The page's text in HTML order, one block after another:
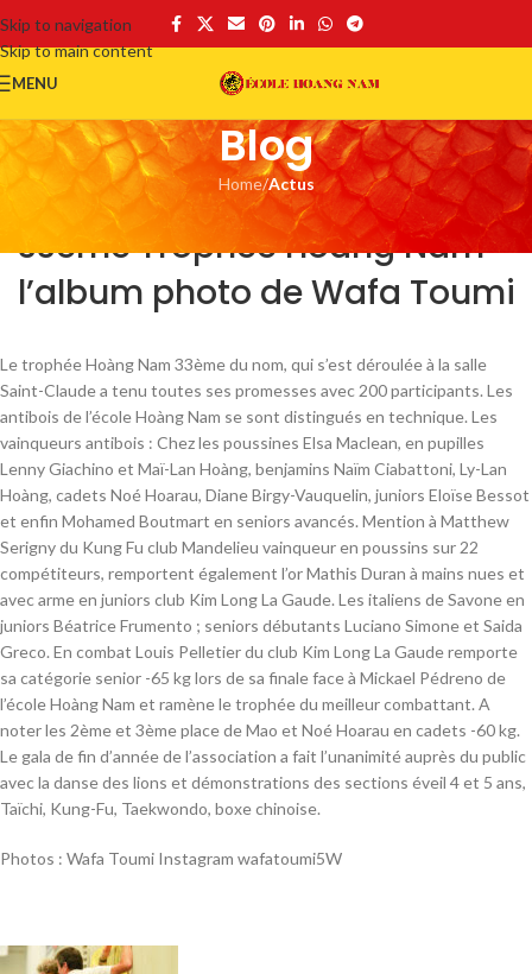
Skip to navigation
Skip to main content
MENU
Blog
Home/Actus
ACTUS
33ème Trophée Hoàng Nam –
l’album photo de Wafa Toumi
Le trophée Hoàng Nam 33ème du nom, qui s’est déroulée à la salle
Saint-Claude a tenu toutes ses promesses avec 200 participants. Les
antibois de l’école Hoàng Nam se sont distingués en technique. Les
vainqueurs antibois : Chez les poussines Elsa Maclean, en pupilles
Lenny Giachino et Maï-Lan Hoàng, benjamins Naïm Ciabattoni, Ly-Lan
Hoàng, cadets Noé Hoarau, Diane Birgy-Vauquelin, juniors Eloïse Bessot
et enfin Mohamed Boutmart en seniors avancés. Mention à Matthew
Serigny du Kung Fu club Mandelieu vainqueur en poussins sur 22
compétiteurs, remportent également l’or Mathis Duran à mains nues et
avec arme en juniors club Kim Long La Gaude. Les italiens de Savone en
juniors Béatrice Frumento ; seniors débutants Luciano Simone et Saida
Greco. En combat Louis Pelletier du club Kim Long La Gaude remporte
sa catégorie senior -65 kg lors de sa finale face à Mickael Pédreno de
l’école Hoàng Nam et ramène le trophée du meilleur combattant. A
noter les 2ème et 3ème place de Mao et Noé Hoarau en cadets -60 kg.
Le gala de fin d’année de l’association a fait l’unanimité auprès du public
avec la danse des lions et démonstrations des sections éveil 4 et 5 ans,
Taïchi, Kung-Fu, Taekwondo, boxe chinoise.
Photos : Wafa Toumi Instagram wafatoumi5W